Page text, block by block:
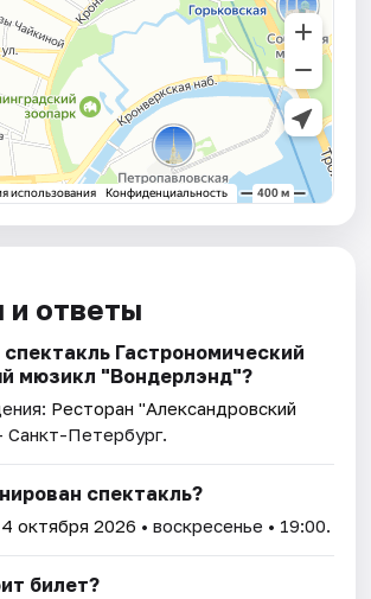
и ответы
Гастрономический
мюзикл "Вондерлэнд"?
Ресторан "Александровский
Санкт-Петербург.
спектакль?
4 октября 2026 • воскресенье • 19:00.
билет?